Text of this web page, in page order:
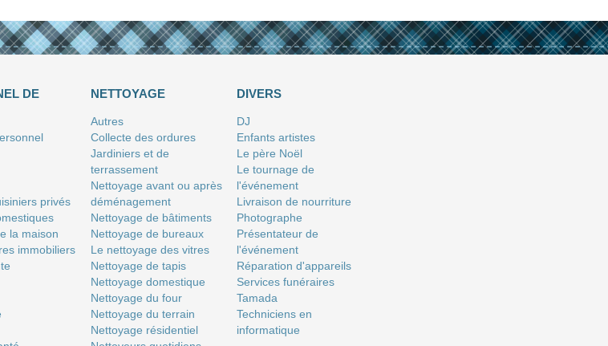
DE
privés
la maison
immobiliers
NETTOYAGE
Autres
Collecte des ordures
Jardiniers et de
terrassement
Nettoyage avant ou après
déménagement
Nettoyage de bâtiments
Nettoyage de bureaux
Le nettoyage des vitres
Nettoyage de tapis
Nettoyage domestique
Nettoyage du four
Nettoyage du terrain
Nettoyage résidentiel
DIVERS
DJ
Enfants artistes
Le père Noël
Le tournage de
l'événement
Livraison de nourriture
Photographe
Présentateur de
l'événement
Réparation d'appareils
Services funéraires
Tamada
Techniciens en
informatique